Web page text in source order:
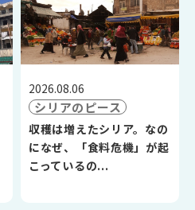
2026.08.06
シリアのピース
収穫は増えたシリア。なの
になぜ、「食料危機」が起
こっているの...